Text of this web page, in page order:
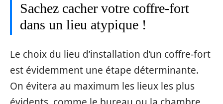
Sachez cacher votre coffre-fort
dans un lieu atypique !
Le choix du lieu d’installation d’un coffre-fort
est évidemment une étape déterminante.
On évitera au maximum les lieux les plus